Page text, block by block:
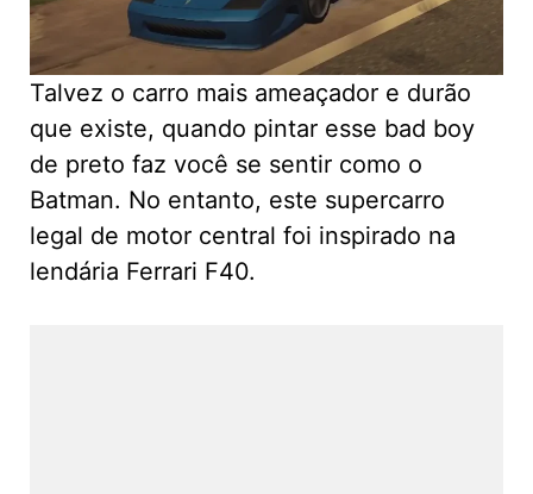
Talvez o carro mais ameaçador e durão
que existe, quando pintar esse bad boy
de preto faz você se sentir como o
Batman. No entanto, este supercarro
legal de motor central foi inspirado na
lendária Ferrari F40.